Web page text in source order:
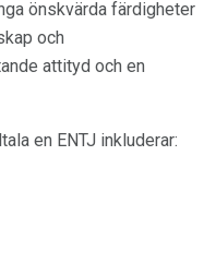
önskvärda färdigheter
och
attityd och en
en ENTJ inkluderar: